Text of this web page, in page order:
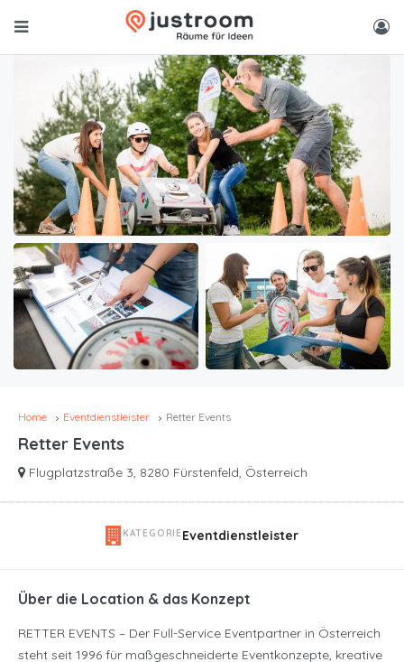
Home Eventdienstleister Retter Events
Retter Events
Flugplatzstraße 3, 8280 Fürstenfeld, Österreich
KATEGORIE Eventdienstleister
Über die Location & das Konzept
RETTER EVENTS – Der Full-Service Eventpartner in Österreich
steht seit 1996 für maßgeschneiderte Eventkonzepte, kreative